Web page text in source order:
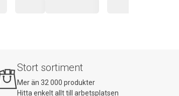
Stort sortiment
Mer än 32 000 produkter
Hitta enkelt allt till arbetsplatsen